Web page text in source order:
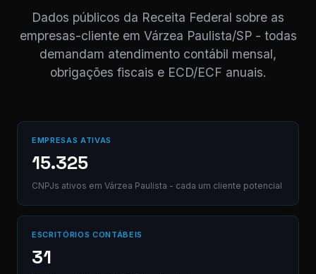
NF competência
05/2026 enviada.
Registrado em AB12-
(Ctrl+Enter para
Dados públicos da Receita Federal sobre as
empresas-cliente em Várzea Paulista/SP - todas
demandam atendimento contábil mensal,
obrigações fiscais e ECD/ECF anuais.
EMPRESAS ATIVAS
15.325
CNPJs ativos em Várzea Paulista - cada um cliente potencial
ESCRITÓRIOS CONTÁBEIS
31